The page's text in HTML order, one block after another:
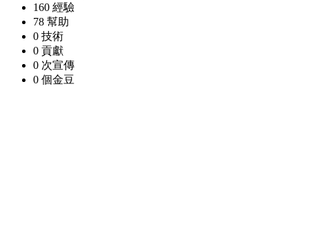
160 經驗
78 幫助
0 技術
0 貢獻
0 次宣傳
0 個金豆